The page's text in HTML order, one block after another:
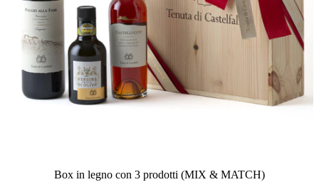
Box in legno con 3 prodotti (MIX & MATCH)